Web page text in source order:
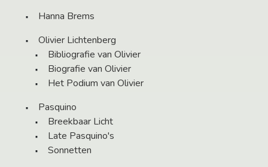
Hanna Brems
Olivier Lichtenberg
Bibliografie van Olivier
Biografie van Olivier
Het Podium van Olivier
Pasquino
Breekbaar Licht
Late Pasquino's
Sonnetten